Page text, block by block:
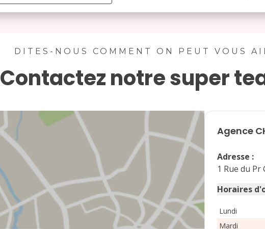
lu ma me je ve sa
di
14 15 16
18 19 20 22 23
24 27 29 30
DITES-NOUS COMMENT ON PEUT VOUS
Contactez notre super
Agence
Adresse :
1 Rue du Pr
Horaires
Lundi
Mardi